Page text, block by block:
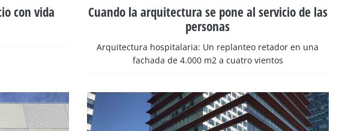
con vida
Cuando la arquitectura se pone al servicio de las
personas
Arquitectura hospitalaria: Un replanteo retador en una
fachada de 4.000 m2 a cuatro vientos